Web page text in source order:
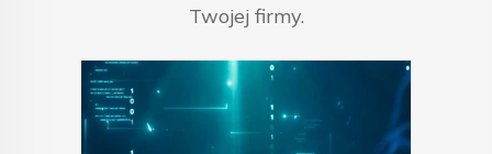
Twojej firmy.